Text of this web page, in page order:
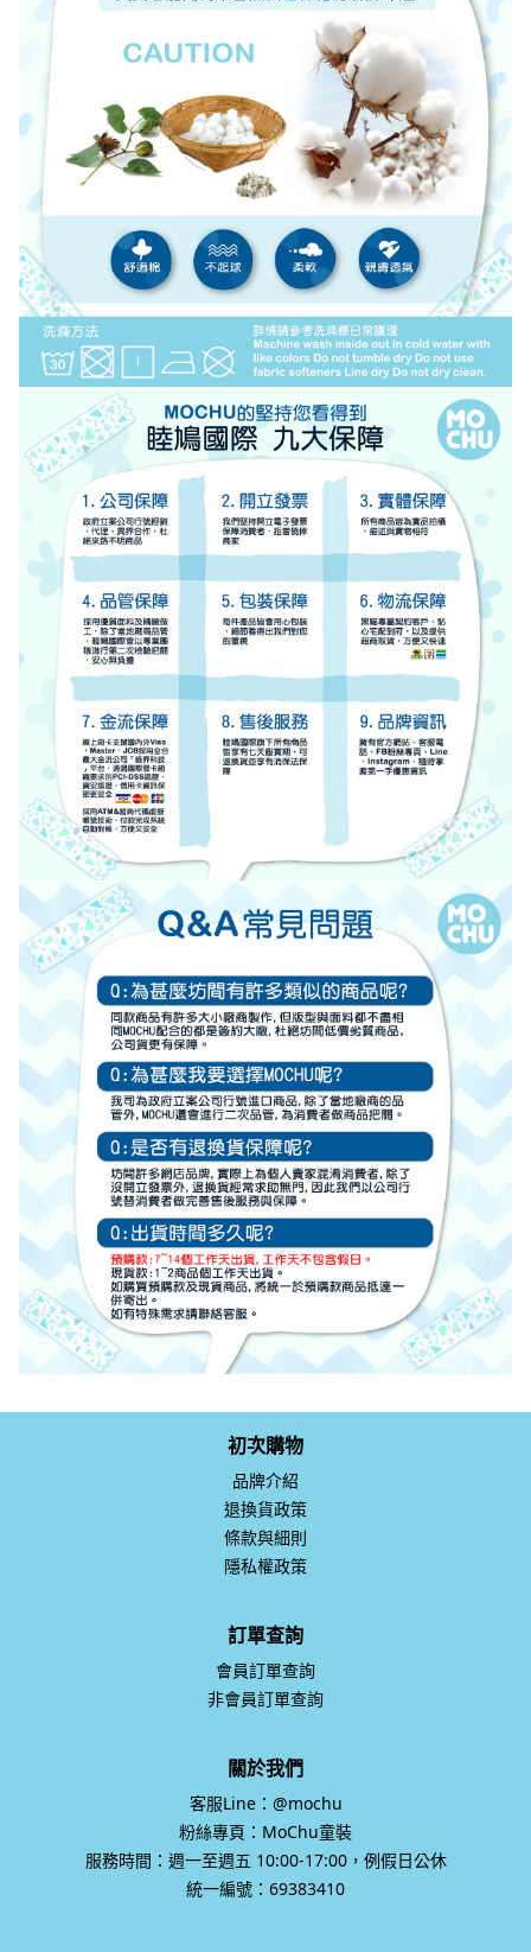
初次購物
品牌介紹
退換貨政策
條款與細則
隱私權政策
訂單查詢
會員訂單查詢
非會員訂單查詢
關於我們
客服Line：@mochu
粉絲專頁：MoChu童裝
服務時間：週一至週五 10:00-17:00，例假日公休
統一編號：69383410